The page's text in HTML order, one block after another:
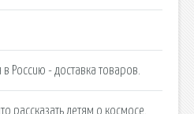
в Россию - доставка товаров.
рассказать детям о космосе.